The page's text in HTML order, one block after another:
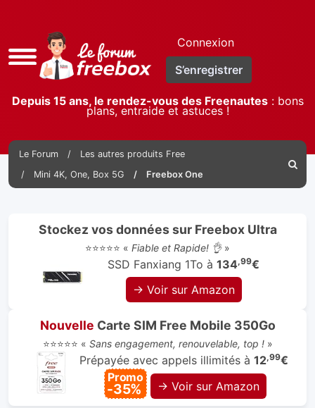
Accès
rapide
Connexion
S’enregistrer
Depuis 15 ans, le rendez-vous des Freenautes: bons
plans, entraide et astuces !
Le Forum
Les autres produits Free
Mini 4K, One, Box 5G
Freebox One
Stockez vos données sur Freebox Ultra
⭐⭐⭐⭐⭐ « Fiable et Rapide! 👌»
SSD Fanxiang 1To à 134,99€
→ Voir sur Amazon
Nouvelle Carte SIM Free Mobile 350Go
⭐⭐⭐⭐⭐ « Sans engagement, renouvelable, top !»
Prépayée avec appels illimités à 12,99€
Promo
-35% → Voir sur Amazon